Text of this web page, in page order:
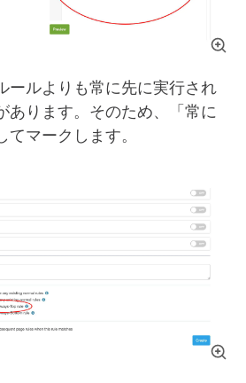
ールよりも常に先に実行され
あります。そのため、「常に
マークします。